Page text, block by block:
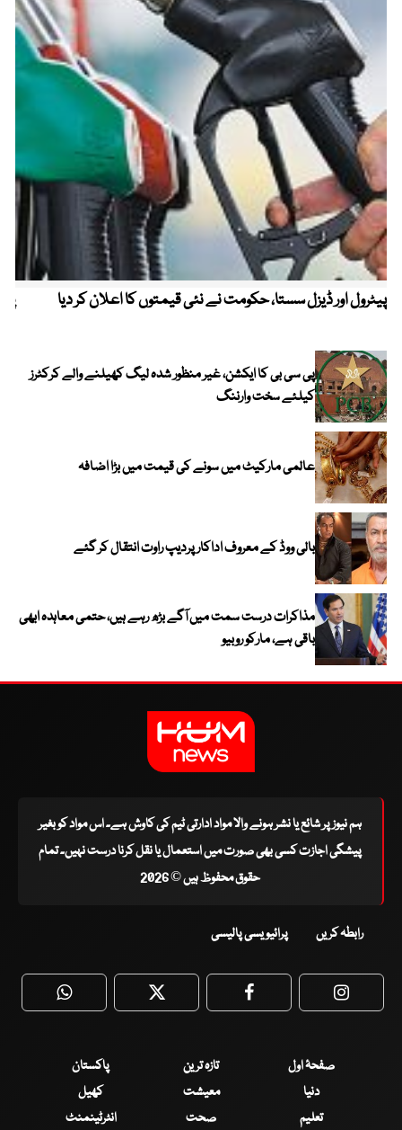
پیٹرول اور ڈیزل سستا، حکومت نے نئی قیمتوں کا اعلان کر دیا
پی سی بی کا ایکشن، غیر منظور شدہ لیگ کھیلنے والے کرکٹرز
کیلئے سخت وارننگ
عالمی مارکیٹ میں سونے کی قیمت میں بڑا اضافہ
بالی ووڈ کے معروف اداکار پردیپ راوت انتقال کر گئے
مذاکرات درست سمت میں آگے بڑھ رہے ہیں، حتمی معاہدہ ابھی
باقی ہے، مارکو روبیو
ہم نیوز پر شائع یا نشر ہونے والا مواد ادارتی ٹیم کی کاوش ہے۔ اس مواد کو بغیر
پیشگی اجازت کسی بھی صورت میں استعمال یا نقل کرنا درست نہیں۔ تمام
حقوق محفوظ ہیں © 2026
رابطہ کریں پرائیویسی پالیسی
WhatsApp Twitter Facebook
صفحۂ اول تازہ ترین
پاکستان
دنیا
معیشت
کھیل
تعلیم
صحت انٹرٹینمنٹ